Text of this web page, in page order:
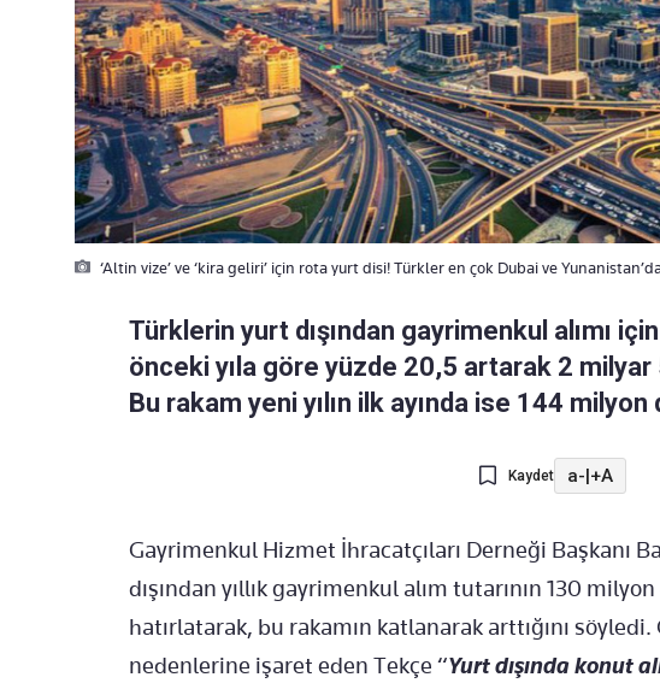
‘Altin vize’ ve ‘kira geliri’ için rota yurt disi! Türkler en çok Dubai ve
Türklerin yurt dışından gayrimenkul alımı
önceki yıla göre yüzde 20,5 artarak 2 milyar
Bu rakam yeni yılın ilk ayında ise 144
Kaydet a-|+A
Gayrimenkul Hizmet İhracatçıları Derneği Başkanı
dışından yıllık gayrimenkul alım tutarının 130
hatırlatarak, bu rakamın katlanarak arttığını
nedenlerine işaret eden Tekçe “Yurt dışında konut